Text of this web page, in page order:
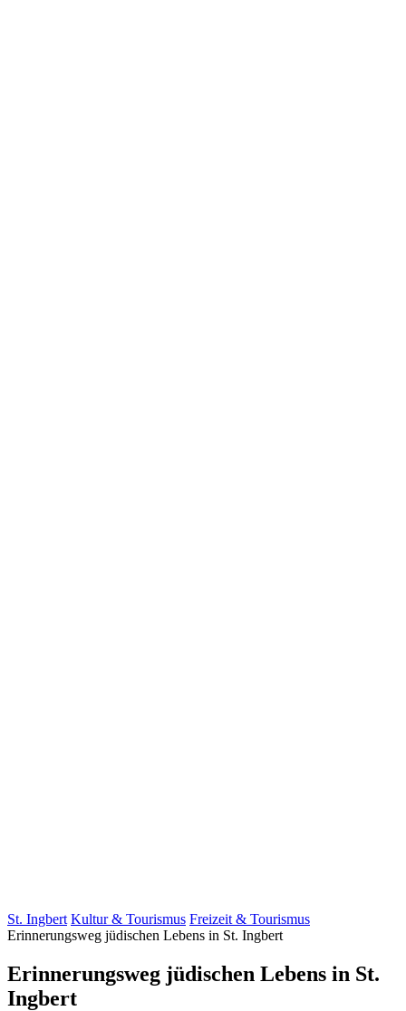
St. Ingbert Kultur & Tourismus Freizeit & Tourismus
Erinnerungsweg jüdischen Lebens in St. Ingbert
Erinnerungsweg jüdischen Lebens in St.
Ingbert